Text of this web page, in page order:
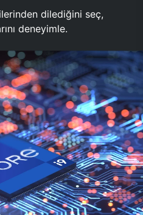
dilediğini seç,
deneyimle.